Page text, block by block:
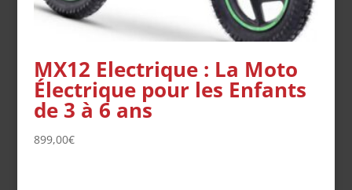
MX12 Electrique : La Moto
Électrique pour les Enfants
de 3 à 6 ans
899,00€